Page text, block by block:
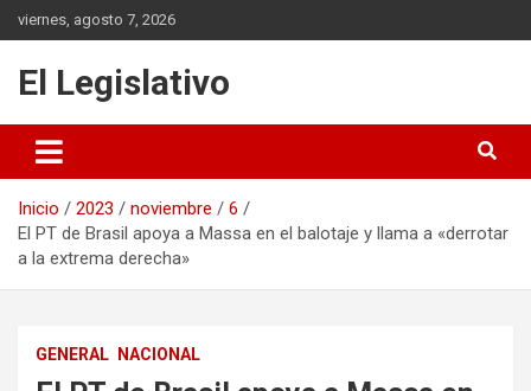
Saltar
al
viernes, agosto 7, 2026
El Legislativo
Inicio 2023 noviembre
6
El PT de Brasil apoya a Massa en el balotaje y llama a «derrotar
a la extrema derecha»
GENERAL NACIONAL